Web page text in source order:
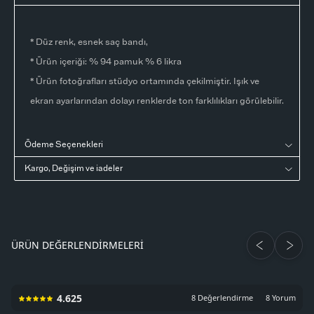
* Düz renk, esnek saç bandı,
* Ürün içeriği: % 94 pamuk % 6 likra
* Ürün fotoğrafları stüdyo ortamında çekilmiştir. Işık ve
ekran ayarlarından dolayı renklerde ton farklılıkları görülebilir.
Ödeme Seçenekleri
Kargo, Değişim ve iadeler
ÜRÜN DEĞERLENDIRMELERI
4.625 8 Değerlendirme 8 Yorum